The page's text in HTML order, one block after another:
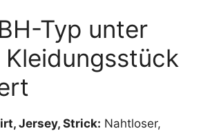
Typ unter
Jersey, Strick: Nahtloser,